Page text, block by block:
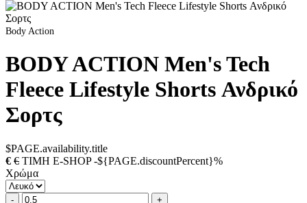
Body Action
BODY ACTION Men's Tech
Fleece Lifestyle Shorts Ανδρικό
Σορτς
$PAGE.availability.title
€ € ΤΙΜΗ E-SHOP -${PAGE.discountPercent}%
Χρώμα
Ποσότητα
-product.increase.quantity +